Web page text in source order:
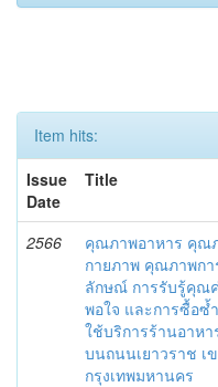
Item hits:
Issue
Date
Title
2566
คุณภาพอาหาร คุณ
กายภาพ คุณภาพก
ลักษณ์ การรับรู้คุณ
พอใจ และการซื้อซ้
ใช้บริการร้านอาห
บนถนนเยาวราช เ
กรุงเทพมหานคร